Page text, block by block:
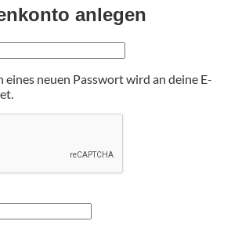
anlegen
eines neuen Passwort wird an deine E-